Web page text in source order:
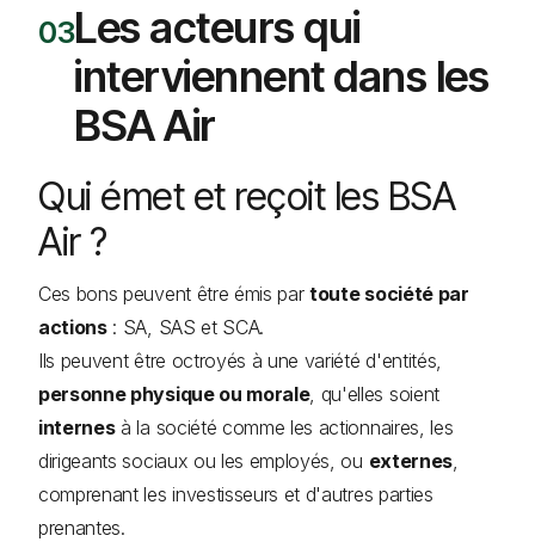
Les acteurs qui
interviennent dans les
BSA Air
Qui émet et reçoit les BSA
Air ?
Ces bons peuvent être émis partoute société par
actions: SA, SAS et SCA.
Ils peuvent être octroyés à une variété d'entités,
personne physique ou morale, qu'elles soient
internesà la société comme les actionnaires, les
dirigeants sociaux ou les employés, ou externes,
comprenant les investisseurs et d'autres parties
prenantes.